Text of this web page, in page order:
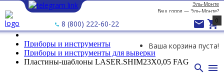
Эль-Монте
Ваш город — Эль-Монте?
8 (800) 222-60-22  
0
Ваша корзина пуста!
 
Приборы и инструменты
Приборы и инструменты для выверки
Пластины-шаблоны LASER.SHIM23X0,05 FAG